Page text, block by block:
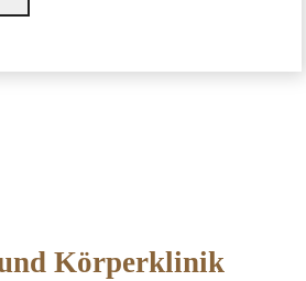
Körperklinik